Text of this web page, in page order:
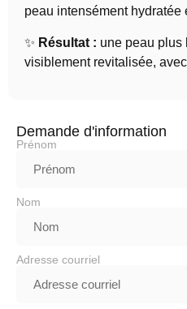
peau intensément hydratée
✨ Résultat : une peau plus
visiblement revitalisée,
Demande d'information
Prénom
Nom
Adresse courriel